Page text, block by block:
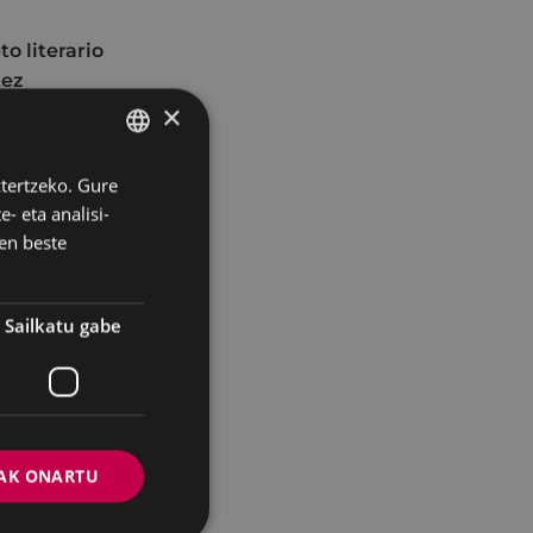
literario
jarraituko
egokituak
eta amaieran
arabera
tartea
BASQUE
SPANISH
×
Gure
eta analisi-
beste
Sailkatu gabe
ONARTU